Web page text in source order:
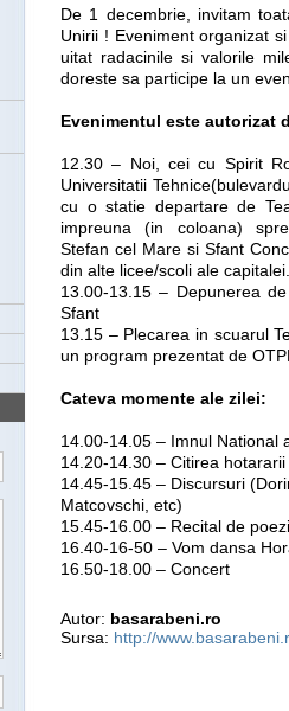
De 1 decembrie, invitam
Unirii ! Eveniment organizat
uitat radacinile si valorile
doreste sa participe la un
Evenimentul este autorizat
12.30 – Noi, cei cu Spirit
Universitatii
cu o statie departare de
impreuna (in coloana)
Stefan cel Mare si Sfant
din alte licee/scoli ale capitalei.
13.00-13.15 – Depunerea
Sfant
13.15 – Plecarea in scuarul
un program prezentat de
Cateva momente ale zilei:
14.00-14.05 – Imnul National
14.20-14.30 – Citirea
14.45-15.45 – Discursuri
Matcovschi, etc)
15.45-16.00 – Recital de
16.40-16-50 – Vom dansa
16.50-18.00 – Concert
Autor: basarabeni.ro
Sursa: http://